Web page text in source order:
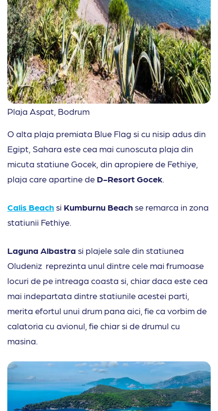
Plaja Aspat, Bodrum
O alta plaja premiata Blue Flag si cu nisip adus din
Egipt, Sahara este cea mai cunoscuta plaja din
micuta statiune Gocek, din apropiere de Fethiye,
plaja care apartine de D-Resort Gocek
Calis Beach si Kumburnu Beach se remarca in zona
statiunii Fethiye.
Laguna Albastra si plajele sale din statiunea
Oludeniz reprezinta unul dintre cele mai frumoase
locuri de pe intreaga coasta si, chiar daca este cea
mai indepartata dintre statiunile acestei parti,
merita efortul unui drum pana aici, fie ca vorbim de
calatoria cu avionul, fie chiar si de drumul cu
masina.